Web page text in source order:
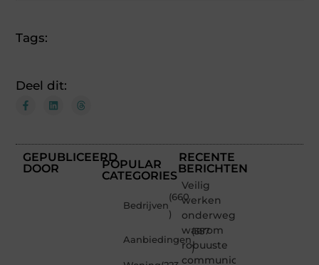
Tags:
Deel dit:
GEPUBLICEERD
DOOR
POPULAR
CATEGORIES
Bedrijven
(660
)
Aanbiedingen
(357
)
RECENTE
BERICHTEN
Veilig
werken
onderweg:
waarom
robuuste
communicatiemiddelen